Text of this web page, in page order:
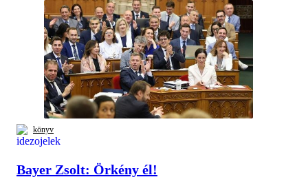
könyv
Bayer Zsolt: Örkény él!